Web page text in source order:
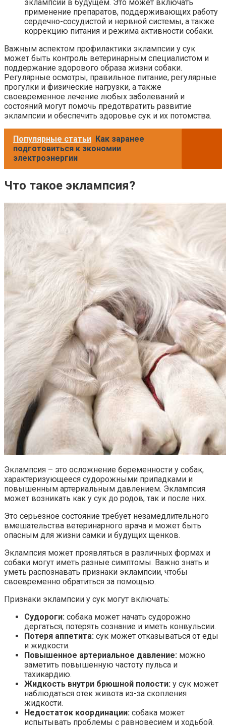
эклампсии в будущем. Это может включать
применение препаратов, поддерживающих работу
сердечно-сосудистой и нервной системы, а также
коррекцию питания и режима активности собаки.
Важным аспектом профилактики эклампсии у сук
может быть контроль ветеринарным специалистом и
поддержание здорового образа жизни собаки.
Регулярные осмотры, правильное питание, регулярные
прогулки и физические нагрузки, а также
своевременное лечение любых заболеваний и
состояний могут помочь предотвратить развитие
эклампсии и обеспечить здоровье сук и их потомства.
Популярные статьи Как заранее
подготовиться к экономии
электроэнергии
Что такое эклампсия?
Эклампсия – это осложнение беременности у собак,
характеризующееся судорожными припадками и
повышенным артериальным давлением. Эклампсия
может возникать как у сук до родов, так и после них.
Это серьезное состояние требует незамедлительного
вмешательства ветеринарного врача и может быть
опасным для жизни самки и будущих щенков.
Эклампсия может проявляться в различных формах и
собаки могут иметь разные симптомы. Важно знать и
уметь распознавать признаки эклампсии, чтобы
своевременно обратиться за помощью.
Признаки эклампсии у сук могут включать:
Судороги: собака может начать судорожно
дергаться, потерять сознание и иметь конвульсии.
Потеря аппетита: сук может отказываться от еды
и жидкости.
Повышенное артериальное давление: можно
заметить повышенную частоту пульса и
тахикардию.
Жидкость внутри брюшной полости: у сук может
наблюдаться отек живота из-за скопления
жидкости.
Недостаток координации: собака может
испытывать проблемы с равновесием и ходьбой.